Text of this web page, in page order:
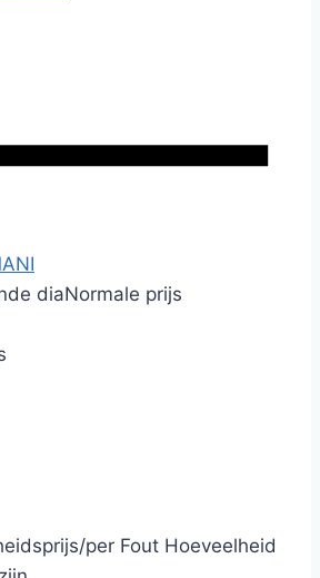
diaNormale prijs
/per Fout Hoeveelheid